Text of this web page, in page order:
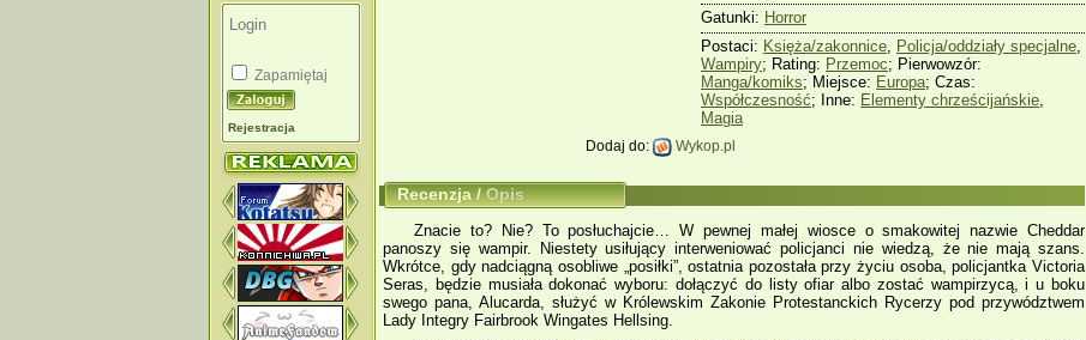
Zapamiętaj
Rejestracja
Gatunki: Horror
Postaci: Księża/zakonnice Policja/oddziały specjalne
Wampiry; Rating: Przemoc; Pierwowzór:
Manga/komiks; Miejsce: Europa; Czas:
Współczesność; Inne: Elementy chrześcijańskie
Magia
Dodaj do: Wykop.pl
Recenzja/Opis
Znacie to? Nie? To posłuchajcie… W pewnej małej wiosce o smakowitej nazwie Cheddar
panoszy się wampir. Niestety usiłujący interweniować policjanci nie wiedzą, że nie mają szans.
Wkrótce, gdy nadciągną osobliwe „posiłki”, ostatnia pozostała przy życiu osoba, policjantka Victoria
Seras, będzie musiała dokonać wyboru: dołączyć do listy ofiar albo zostać wampirzycą, i u boku
swego pana, Alucarda, służyć w Królewskim Zakonie Protestanckich Rycerzy pod przywództwem
Lady Integry Fairbrook Wingates Hellsing.